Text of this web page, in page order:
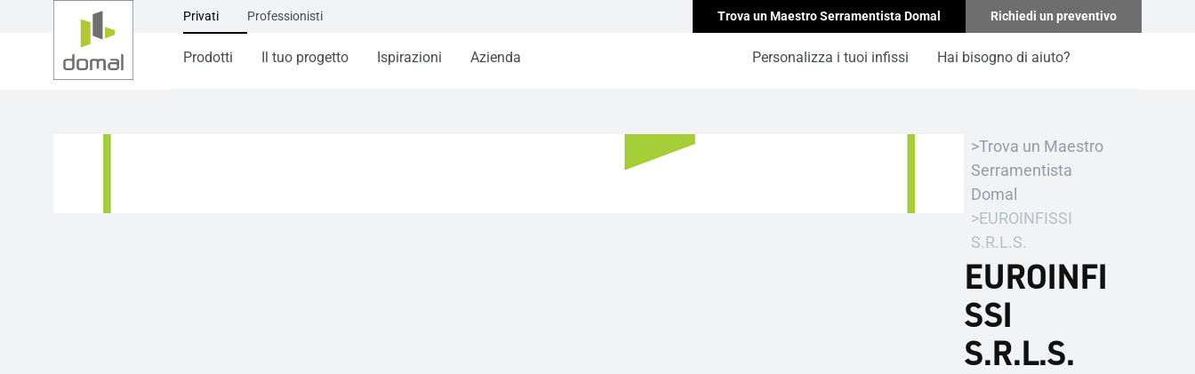
Privati Professionisti Trova un Maestro Serramentista Domal Richiedi un preventivo
Prodotti Il tuo progetto Ispirazioni Azienda Personalizza i tuoi infissi Hai bisogno di aiuto?
Trova un Maestro
Serramentista
Domal
EUROINFISSI
S.R.L.S.
EUROINFI
SSI
S.R.L.S.